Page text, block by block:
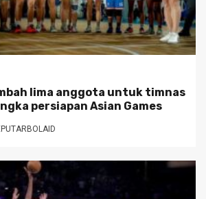
lima anggota untuk timnas
persiapan Asian Games